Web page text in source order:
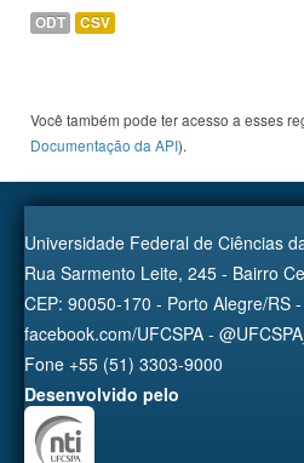
ODT CSV
Você também pode ter acesso a esses
Documentação da API).
Universidade Federal de Ciências
Rua Sarmento Leite, 245 - Bairro
CEP: 90050-170 - Porto Alegre/RS
facebook.com/UFCSPA -
Fone +55 (51) 3303-9000
Desenvolvido pelo